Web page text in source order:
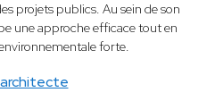
projets publics. Au sein de son
une approche efficace tout en
forte.